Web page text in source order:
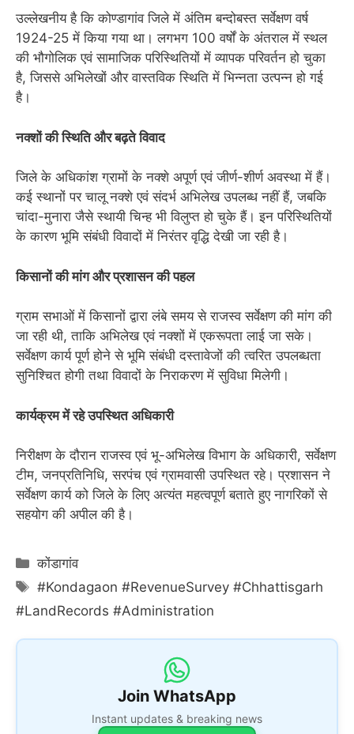
उल्लेखनीय है कि कोण्डागांव जिले में अंतिम बन्दोबस्त सर्वेक्षण वर्ष
1924-25 में किया गया था। लगभग 100 वर्षों के अंतराल में स्थल
की भौगोलिक एवं सामाजिक परिस्थितियों में व्यापक परिवर्तन हो चुका
है, जिससे अभिलेखों और वास्तविक स्थिति में भिन्नता उत्पन्न हो गई
है।
नक्शों की स्थिति और बढ़ते विवाद
जिले के अधिकांश ग्रामों के नक्शे अपूर्ण एवं जीर्ण-शीर्ण अवस्था में हैं।
कई स्थानों पर चालू नक्शे एवं संदर्भ अभिलेख उपलब्ध नहीं हैं, जबकि
चांदा-मुनारा जैसे स्थायी चिन्ह भी विलुप्त हो चुके हैं। इन परिस्थितियों
के कारण भूमि संबंधी विवादों में निरंतर वृद्धि देखी जा रही है।
किसानों की मांग और प्रशासन की पहल
ग्राम सभाओं में किसानों द्वारा लंबे समय से राजस्व सर्वेक्षण की मांग की
जा रही थी, ताकि अभिलेख एवं नक्शों में एकरूपता लाई जा सके।
सर्वेक्षण कार्य पूर्ण होने से भूमि संबंधी दस्तावेजों की त्वरित उपलब्धता
सुनिश्चित होगी तथा विवादों के निराकरण में सुविधा मिलेगी।
कार्यक्रम में रहे उपस्थित अधिकारी
निरीक्षण के दौरान राजस्व एवं भू-अभिलेख विभाग के अधिकारी, सर्वेक्षण
टीम, जनप्रतिनिधि, सरपंच एवं ग्रामवासी उपस्थित रहे। प्रशासन ने
सर्वेक्षण कार्य को जिले के लिए अत्यंत महत्वपूर्ण बताते हुए नागरिकों से
सहयोग की अपील की है।
Categories
कोंडागांव
Tags
#Kondagaon #RevenueSurvey #Chhattisgarh
#LandRecords #Administration
Join WhatsApp
Instant updates & breaking news